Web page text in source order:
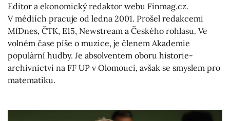
Editor a ekonomický redaktor webu Finmag.cz.
V médiích pracuje od ledna 2001. Prošel redakcemi
MfDnes, ČTK, E15, Newstream a Českého rohlasu. Ve
volném čase píše o muzice, je členem Akademie
populární hudby. Je absolventem oboru historie-
archivnictví na FF UP v Olomouci, avšak se smyslem pro
matematiku.